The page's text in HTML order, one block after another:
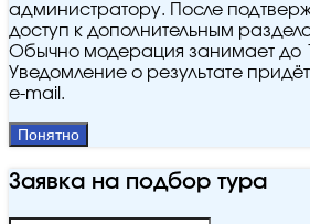
администратору. После
доступ к дополнительным
Обычно модерация занимает до
Уведомление о результате
e‑mail.
Понятно
Заявка на подбор тура